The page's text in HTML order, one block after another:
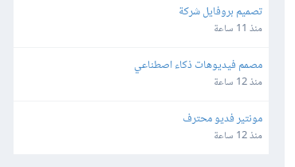
تصميم بروفايل شركة
منذ 11 ساعة
مصمم فيديوهات ذكاء اصطناعي
منذ 12 ساعة
مونتير فديو محترف
منذ 12 ساعة